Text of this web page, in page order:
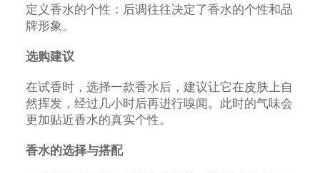
定义香水的个性：后调往往决定了香水的个性和品
牌形象。
选购建议
在试香时，选择一款香水后，建议让它在皮肤上自
然挥发，经过几小时后再进行嗅闻。此时的气味会
更加贴近香水的真实个性。
香水的选择与搭配